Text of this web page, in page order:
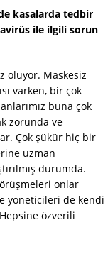
kasalarda tedbir
ile ilgili sorun
oluyor. Maskesiz
varken, bir çok
buna çok
zorunda ve
Çok şükür hiç bir
uzman
durumda.
onlar
yöneticileri de kendi
özverili